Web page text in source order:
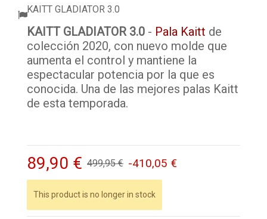
KAITT GLADIATOR 3.0
KAITT GLADIATOR 3.0 - Pala Kaitt de
colección 2020, con nuevo molde que
aumenta el control y mantiene la
espectacular potencia por la que es
conocida. Una de las mejores palas Kaitt
de esta temporada.
89,90 € 499,95 € -410,05 €
This product is no longer in stock